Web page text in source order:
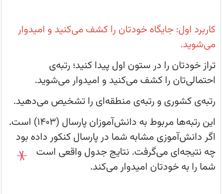
کاربرد اول: جایگاه خودتان را کشف می‌کنید و امیدوار
می‌شوید.
تراز خودتان را در ستون اول پیدا کنید؛ رتبه‌ی
احتمالی‌تان را کشف می‌کنید و امیدوار می‌شوید.
رتبه‌ی کشوری و رتبه‌ی منطقه‌ای را تشخیص می‌دهید.
این رتبه‌ها مربوط به دانش‌آموزان پارسال (1403) است.
اگر دانش‌آموزی مشابه شما در پارسال کنکور داده بود
چه نتیجه‌ای می‌گرفت. نتایج جدول واقعی است اما
شما را به خودتان امیدوار می‌کند.